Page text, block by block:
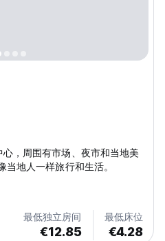
，周围有市场、夜市和当地美
地人一样旅行和生活。
最低独立房间
€12.85
最低床位
€4.28